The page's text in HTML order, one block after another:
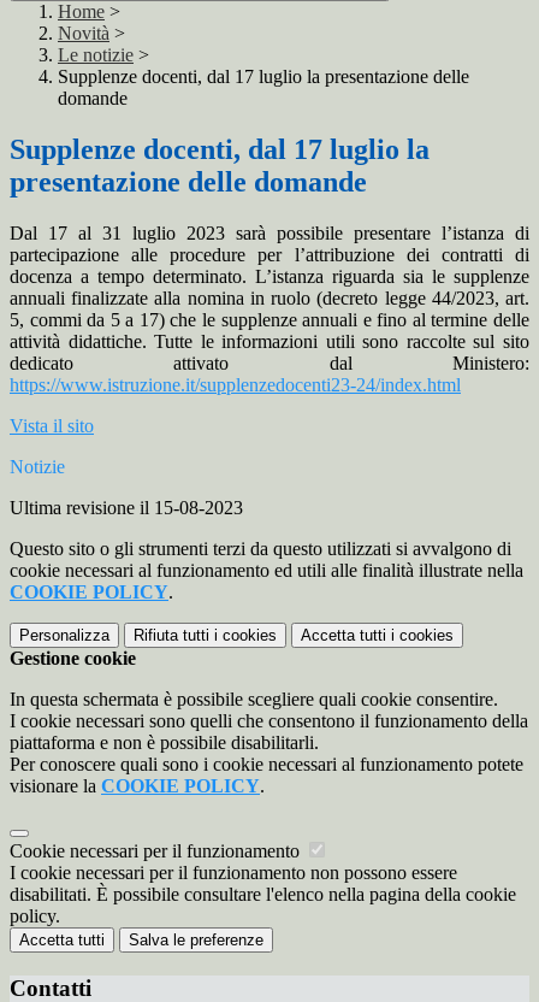
Home >
Novità >
Le notizie >
Supplenze docenti, dal 17 luglio la presentazione delle
domande
Supplenze docenti, dal 17 luglio la
presentazione delle domande
Dal 17 al 31 luglio 2023 sarà possibile presentare l’istanza di
partecipazione alle procedure per l’attribuzione dei contratti di
docenza a tempo determinato. L’istanza riguarda sia le supplenze
annuali finalizzate alla nomina in ruolo (decreto legge 44/2023, art.
5, commi da 5 a 17) che le supplenze annuali e fino al termine delle
attività didattiche. Tutte le informazioni utili sono raccolte sul sito
dedicato attivato dal Ministero:
https://www.istruzione.it/supplenzedocenti23-24/index.html
Vista il sito
Notizie
Ultima revisione il 15-08-2023
Questo sito o gli strumenti terzi da questo utilizzati si avvalgono di
cookie necessari al funzionamento ed utili alle finalità illustrate nella
COOKIE POLICY.
Personalizza Rifiuta tutti i cookies Accetta tutti i cookies
Gestione cookie
In questa schermata è possibile scegliere quali cookie consentire.
I cookie necessari sono quelli che consentono il funzionamento della
piattaforma e non è possibile disabilitarli.
Per conoscere quali sono i cookie necessari al funzionamento potete
visionare la COOKIE POLICY.
Cookie necessari per il funzionamento
I cookie necessari per il funzionamento non possono essere
disabilitati. È possibile consultare l'elenco nella pagina della cookie
policy.
Accetta tutti Salva le preferenze
Contatti